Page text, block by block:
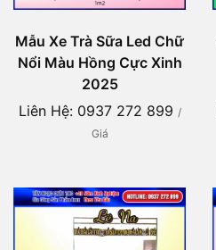
Mẫu Xe Trà Sữa Led Chữ
Nổi Màu Hồng Cực Xinh
2025
Liên Hệ: 0937 272 899 /
Giá